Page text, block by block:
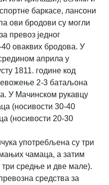
баркасе, лансони
ови бродови су могли
превоз једног
оваквих бродова. У
априла у
1811. године код
2-3 батаљона
У Мачинском рукавцу
(носивости 30-40
(носивости 20-30
употребљена су три
чамаца, а затим
три средње и две мале).
средства за